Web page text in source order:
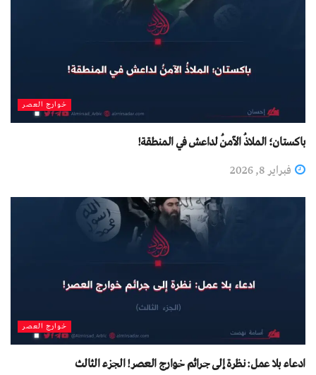
خوارج العصر
باكستان؛ الملاذُ الآمنُ لداعش في المنطقة!
فبراير 8, 2026
خوارج العصر
ادعاء بلا عمل: نظرة إلى جرائم خوارج العصر! الجزء الثالث